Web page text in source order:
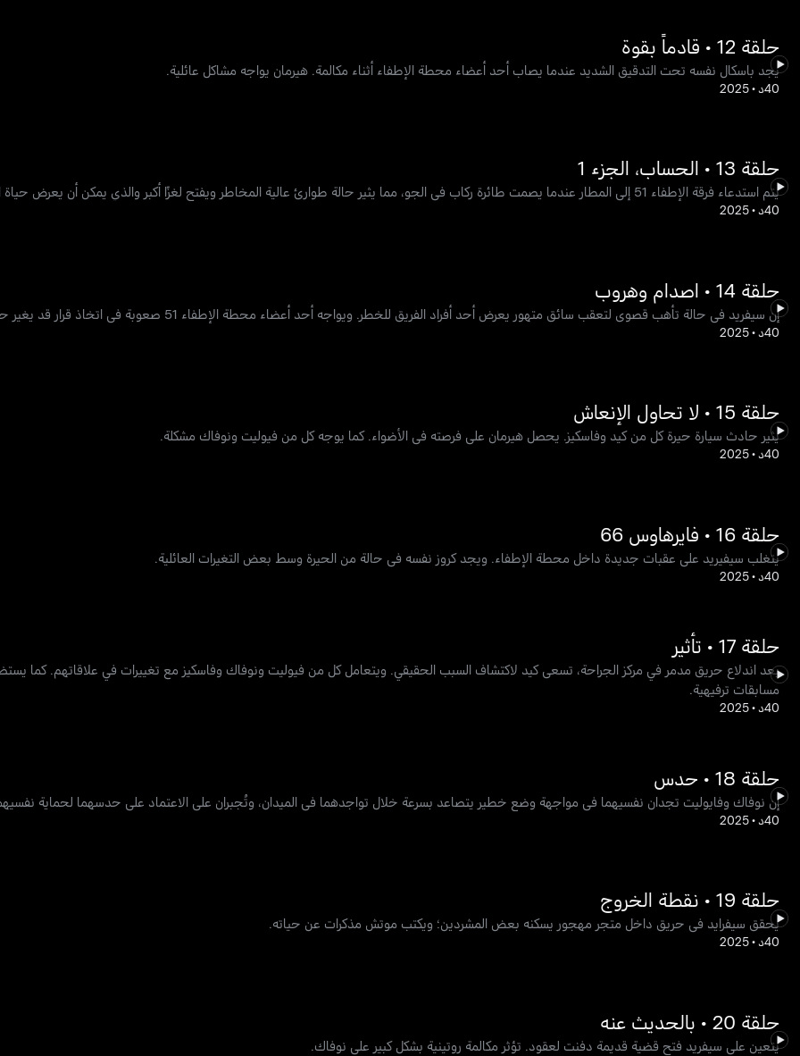
حلقة 12 • قادماً بقوة
يجد باسكال نفسه تحت التدقيق الشديد عندما يصاب أحد أعضاء محطة الإطفاء أثناء مكالمة. هيرمان يواجه مشاكل عائلية.
40د •
2025
حلقة 13 • الحساب، الجزء 1
يتم استدعاء فرقة الإطفاء 51 إلى المطار عندما يصمت طائرة ركاب في الجو، مما يثير حالة طوارئ عالية المخاطر ويفتح لغزًا أكبر والذي يمكن أن يعرض حياة الكثيرين للخطر.
40د •
2025
حلقة 14 • اصدام وهروب
إن سيفريد في حالة تأهب قصوى لتعقب سائق متهور يعرض أحد أفراد الفريق للخطر. ويواجه أحد أعضاء محطة الإطفاء 51 صعوبة في اتخاذ قرار قد يغير حياته.
40د •
2025
حلقة 15 • لا تحاول الإنعاش
يثير حادث سيارة حيرة كل من كيد وفاسكيز. يحصل هيرمان على فرصته في الأضواء. كما يوجه كل من فيوليت ونوفاك مشكلة.
40د •
2025
حلقة 16 • فايرهاوس 66
يتغلب سيفيريد على عقبات جديدة داخل محطة الإطفاء. ويجد كروز نفسه في حالة من الحيرة وسط بعض التغيرات العائلية.
40د •
2025
حلقة 17 • تأثير
بعد اندلاع حريق مدمر في مركز الجراحة، تسعى كيد لاكتشاف السبب الحقيقي. ويتعامل كل من فيوليت ونوفاك وفاسكيز مع تغييرات في علاقاتهم. كما
مسابقات ترفيهية.
40د •
2025
حلقة 18 • حدس
إن نوفاك وفايوليت تجدان نفسيهما في مواجهة وضع خطير يتصاعد بسرعة خلال تواجدهما في الميدان، وتُجبران على الاعتماد على حدسهما لحماية
40د •
2025
حلقة 19 • نقطة الخروج
يحقق سيفرايد في حريق داخل متجر مهجور يسكنه بعض المشردين؛ ويكتب موتش مذكرات عن حياته.
40د •
2025
حلقة 20 • بالحديث عنه
يتعين على سيفريد فتح قضية قديمة دفنت لعقود. تؤثر مكالمة روتينية بشكل كبير على نوفاك.